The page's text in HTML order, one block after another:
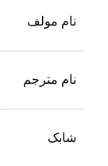
نام مولف
نام مترجم
شابک